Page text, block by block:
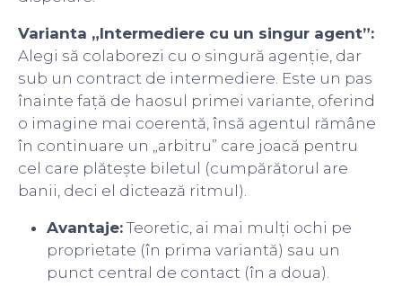
Varianta „Intermediere cu un singur agent”:
Alegi să colaborezi cu o singură agenție, dar
sub un contract de intermediere. Este un pas
înainte față de haosul primei variante, oferind
o imagine mai coerentă, însă agentul rămâne
în continuare un „arbitru” care joacă pentru
cel care plătește biletul (cumpărătorul are
banii, deci el dictează ritmul).
Avantaje:Teoretic, ai mai mulți ochi pe
proprietate (în prima variantă) sau un
punct central de contact (în a doua).